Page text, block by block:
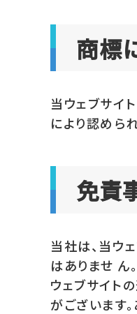
商標
当ウェブサイ
により認めら
免責
当社は、当ウ
はありませ ん
ウェブサイト
がございます